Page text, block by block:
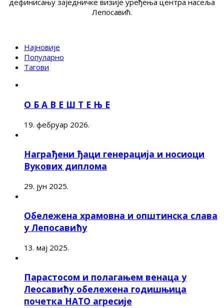
дефинисању заједничке визије уређења центра насеља
Лепосавић.
Најновије
Популарно
Тагови
О Б А В Е Ш Т Е Њ Е
19. фебруар 2026.
Награђени ђаци генерација и носиоци
Вукових диплома
29. јун 2025.
Обележена храмовна и општинска слава
у Лепосавићу
13. мај 2025.
Парастосом и полагањем венаца у
Леосавићу обележена годишњица
почетка НАТО агресије